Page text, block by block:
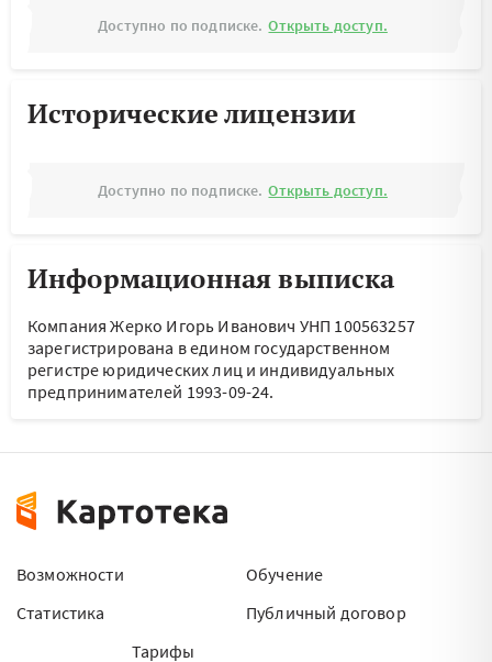
Доступно по подписке. Открыть доступ.
Исторические лицензии
Доступно по подписке. Открыть доступ.
Информационная выписка
Компания Жерко Игорь Иванович УНП 100563257
зарегистрирована в едином государственном
регистре юридических лиц и индивидуальных
предпринимателей 1993-09-24.
Возможности
Статистика
Тарифы
Обучение
Публичный договор